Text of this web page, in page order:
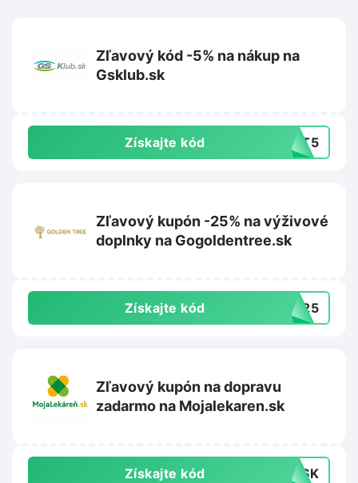
Zľavový kód -5% na nákup na
Gsklub.sk
Získajte kód UST5
Zľavový kupón -25% na výživové
doplnky na Gogoldentree.sk
Získajte kód GT25
Zľavový kupón na dopravu
zadarmo na Mojalekaren.sk
Získajte kód MOSK